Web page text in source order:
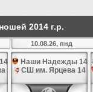
2014 г.р.
14
10.08.26, пнд
Наши Надежды 14
СШ им. Ярцева 14